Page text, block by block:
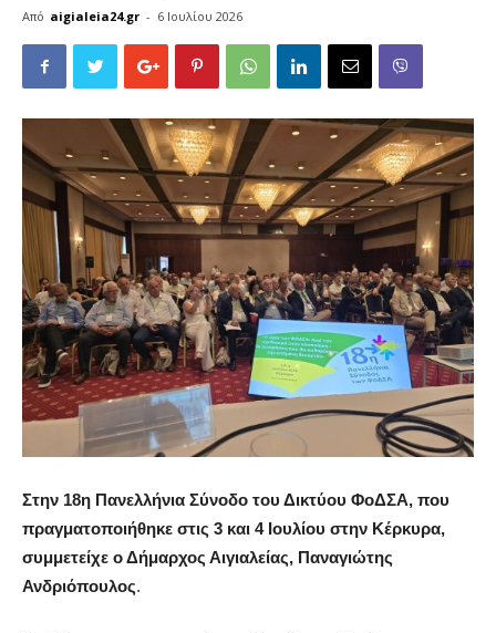
Από aigialeia24.gr - 6 Ιουλίου 2026
Στην 18η Πανελλήνια Σύνοδο του Δικτύου ΦοΔΣΑ, που
πραγματοποιήθηκε στις 3 και 4 Ιουλίου στην Κέρκυρα,
συμμετείχε ο Δήμαρχος Αιγιαλείας, Παναγιώτης
Ανδριόπουλος.